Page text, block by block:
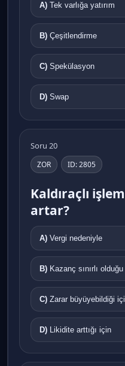
A) Tek varlığa yatırım
B) Çeşitlendirme
C) Spekülasyon
D) Swap
Soru 20
ZOR ID: 2805
Kaldıraçlı
artar?
A) Vergi nedeniyle
B) Kazanç sınırlı
C) Zarar büyüyebildiği
D) Likidite arttığı için